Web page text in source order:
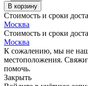
В корзину
Стоимость и сроки
Москва
Стоимость и сроки
Москва
К сожалению, мы не
местоположения.
помочь.
Закрыть